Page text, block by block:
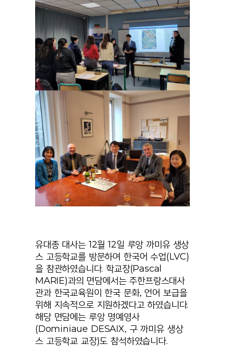
유대종 대사는 12월 12일 루앙 까미유 생상
스 고등학교를 방문하여 한국어 수업(LVC)
을 참관하였습니다. 학교장(Pascal
MARIE)과의 면담에서는 주한프랑스대사
관과 한국교육원이 한국 문화, 언어 보급을
위해 지속적으로 지원하겠다고 하였습니다.
해당 면담에는 루앙 명예영사
(Dominiaue DESAIX, 구 까미유 생상
스 고등학교 교장)도 참석하였습니다.